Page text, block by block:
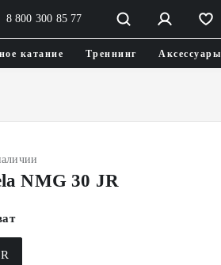
8 800 300 85 77
катание Треннинг Аксессуары
NMG 30 JR
R